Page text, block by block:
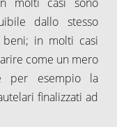
dallo stesso
in molti casi
come un mero
per esempio la
finalizzati ad